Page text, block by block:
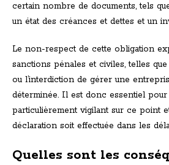
certain nombre de documents, tels
un état des créances et dettes et un
Le non-respect de cette obligation
sanctions pénales et civiles, telles
ou l’interdiction de gérer une
déterminée. Il est donc essentiel pour
particulièrement vigilant sur ce point
déclaration soit effectuée dans les
Quelles sont les